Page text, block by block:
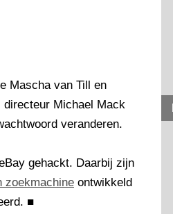
Mascha van Till en
directeur Michael Mack
veranderen.
gehackt. Daarbij zijn
zoekmachine ontwikkeld
■